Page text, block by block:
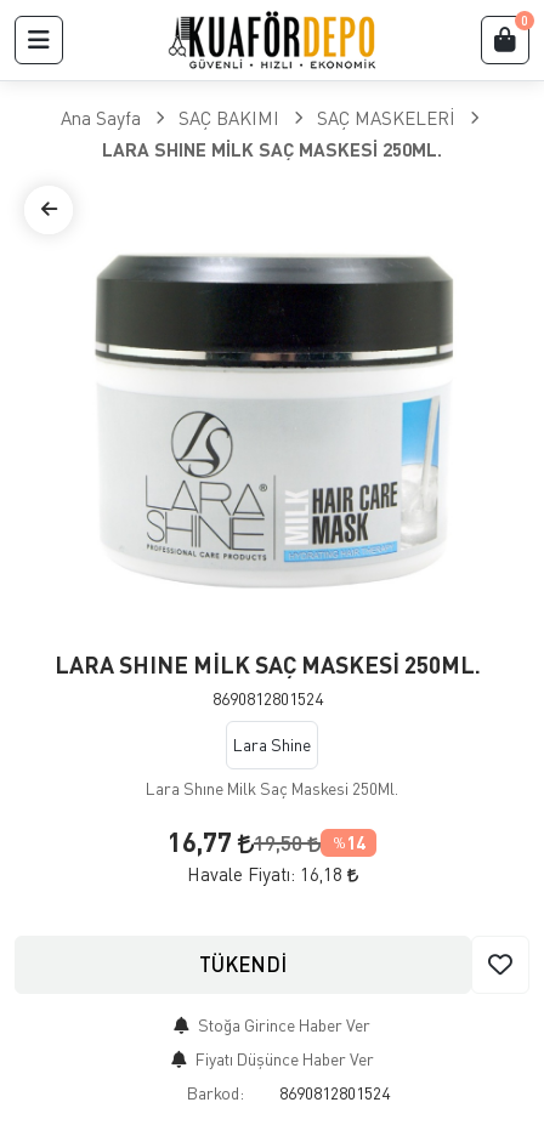
0
Ana Sayfa SAÇ BAKIMI
SAÇ MASKELERİ
LARA SHINE MİLK SAÇ MASKESİ 250ML.
LARA SHINE MİLK SAÇ MASKESİ 250ML.
8690812801524
Lara Shine
Lara Shıne Milk Saç Maskesi 250Ml.
16,77 19,50 % 14
Havale Fiyatı: 16,18
TÜKENDİ
Stoğa Girince Haber Ver
Fiyatı Düşünce Haber Ver
Barkod:
8690812801524